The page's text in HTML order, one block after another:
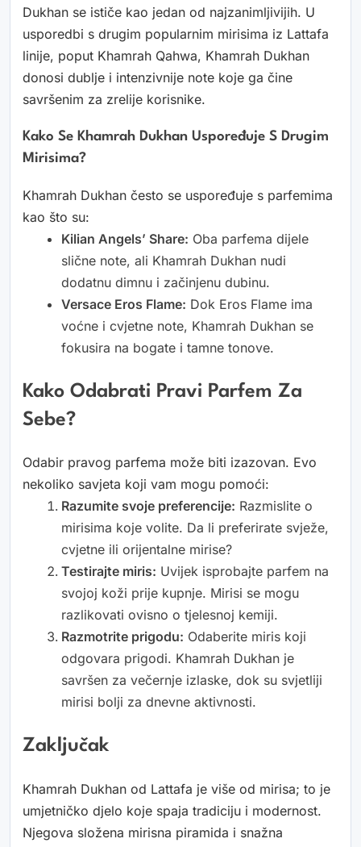
Dukhan se ističe kao jedan od najzanimljivijih. U
usporedbi s drugim popularnim mirisima iz Lattafa
linije, poput Khamrah Qahwa, Khamrah Dukhan
donosi dublje i intenzivnije note koje ga čine
savršenim za zrelije korisnike.
Kako Se Khamrah Dukhan Uspoređuje S Drugim
Mirisima?
Khamrah Dukhan često se uspoređuje s parfemima
kao što su:
Kilian Angels’ Share: Oba parfema dijele
slične note, ali Khamrah Dukhan nudi
dodatnu dimnu i začinjenu dubinu.
Versace Eros Flame: Dok Eros Flame ima
voćne i cvjetne note, Khamrah Dukhan se
fokusira na bogate i tamne tonove.
Kako Odabrati Pravi Parfem Za
Sebe?
Odabir pravog parfema može biti izazovan. Evo
nekoliko savjeta koji vam mogu pomoći:
Razumite svoje preferencije: Razmislite o
mirisima koje volite. Da li preferirate svježe,
cvjetne ili orijentalne mirise?
Testirajte miris: Uvijek isprobajte parfem na
svojoj koži prije kupnje. Mirisi se mogu
razlikovati ovisno o tjelesnoj kemiji.
Razmotrite prigodu: Odaberite miris koji
odgovara prigodi. Khamrah Dukhan je
savršen za večernje izlaske, dok su svjetliji
mirisi bolji za dnevne aktivnosti.
Zaključak
Khamrah Dukhan od Lattafa je više od mirisa; to je
umjetničko djelo koje spaja tradiciju i modernost.
Njegova složena mirisna piramida i snažna